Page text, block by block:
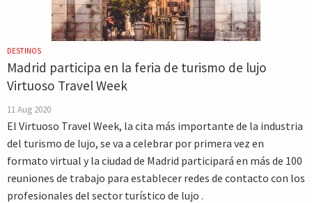
DESTINOS
Madrid participa en la feria de turismo de lujo
Virtuoso Travel Week
11 Aug 2020
El Virtuoso Travel Week, la cita más importante de la industria
del turismo de lujo, se va a celebrar por primera vez en
formato virtual y la ciudad de Madrid participará en más de 100
reuniones de trabajo para establecer redes de contacto con los
profesionales del sector turístico de lujo .